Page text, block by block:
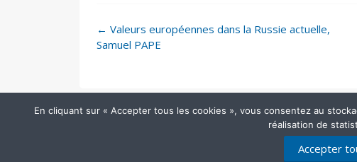
Post
navigation
← Valeurs européennes dans la Russie actuelle,
Samuel PAPE
En cliquant sur « Accepter tous les cookies », vous consentez au
réalisation de
Accepter